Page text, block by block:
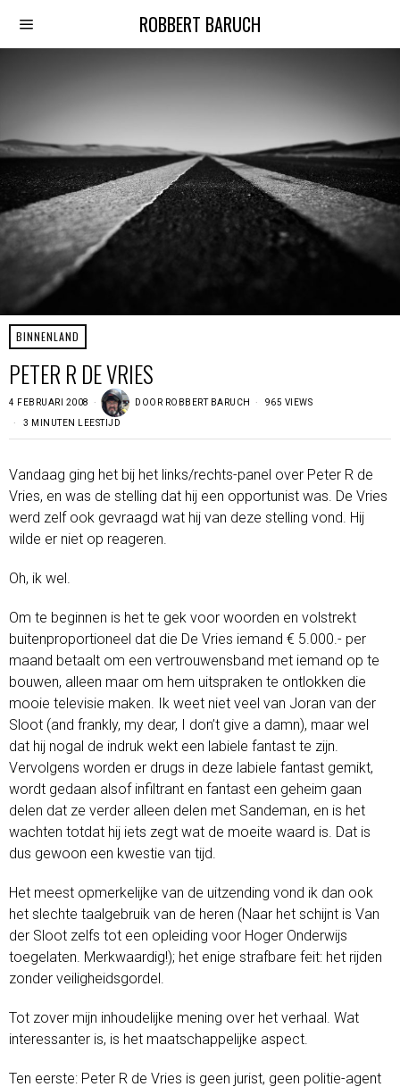
ROBBERT BARUCH
BINNENLAND
PETER R DE VRIES
4 FEBRUARI 2008 DOOR ROBBERT BARUCH 965 VIEWS
3 MINUTEN LEESTIJD
Vandaag ging het bij het links/rechts-panel over Peter R de
Vries, en was de stelling dat hij een opportunist was. De Vries
werd zelf ook gevraagd wat hij van deze stelling vond. Hij
wilde er niet op reageren.
Oh, ik wel.
Om te beginnen is het te gek voor woorden en volstrekt
buitenproportioneel dat die De Vries iemand € 5.000.- per
maand betaalt om een vertrouwensband met iemand op te
bouwen, alleen maar om hem uitspraken te ontlokken die
mooie televisie maken. Ik weet niet veel van Joran van der
Sloot (and frankly, my dear, I don’t give a damn), maar wel
dat hij nogal de indruk wekt een labiele fantast te zijn.
Vervolgens worden er drugs in deze labiele fantast gemikt,
wordt gedaan alsof infiltrant en fantast een geheim gaan
delen dat ze verder alleen delen met Sandeman, en is het
wachten totdat hij iets zegt wat de moeite waard is. Dat is
dus gewoon een kwestie van tijd.
Het meest opmerkelijke van de uitzending vond ik dan ook
het slechte taalgebruik van de heren (Naar het schijnt is Van
der Sloot zelfs tot een opleiding voor Hoger Onderwijs
toegelaten. Merkwaardig!); het enige strafbare feit: het rijden
zonder veiligheidsgordel.
Tot zover mijn inhoudelijke mening over het verhaal. Wat
interessanter is, is het maatschappelijke aspect.
Ten eerste: Peter R de Vries is geen jurist, geen politie-agent